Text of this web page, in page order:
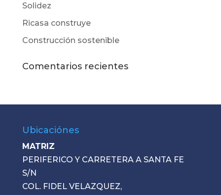
Solidez
Ricasa construye
Construcción sostenible
Comentarios recientes
Ubicaciónes
MATRIZ
PERIFERICO Y CARRETERA A SANTA FE
S/N
COL. FIDEL VELAZQUEZ,